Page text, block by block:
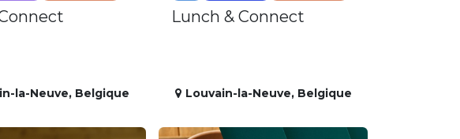
la-Neuve, Belgique
Lunch & Connect
Louvain-la-Neuve, Belgique